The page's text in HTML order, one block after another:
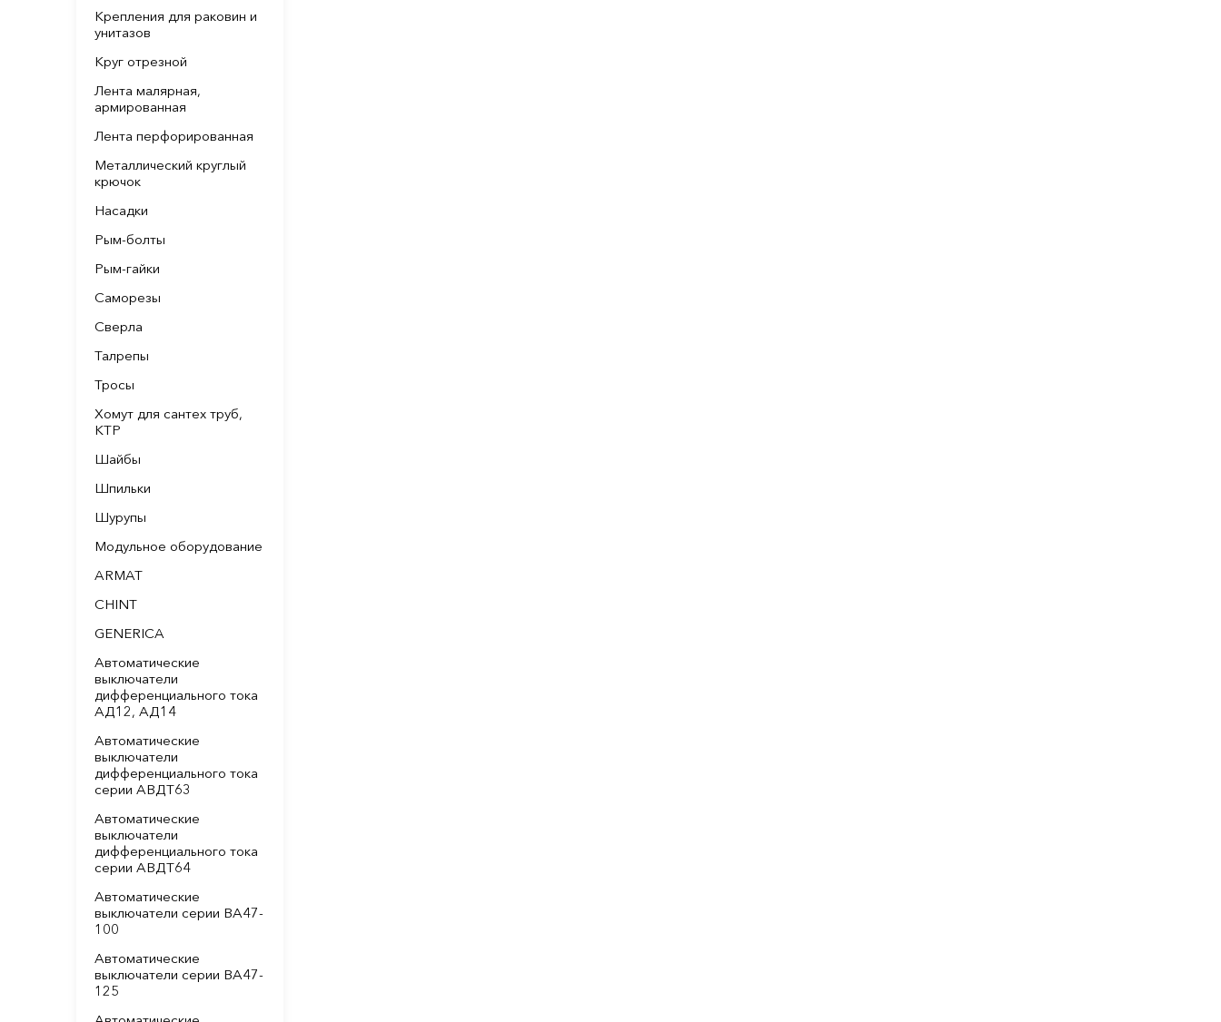
Крепления для раковин и
унитазов
Круг отрезной
Лента малярная,
армированная
Лента перфорированная
Металлический круглый
крючок
Насадки
Рым-болты
Рым-гайки
Саморезы
Сверла
Талрепы
Тросы
Хомут для сантех труб,
КТР
Шайбы
Шпильки
Шурупы
Модульное оборудование
ARMAT
CHINT
GENERICA
Автоматические
выключатели
дифференциального тока
АД12, АД14
Автоматические
выключатели
дифференциального тока
серии АВДТ63
Автоматические
выключатели
дифференциального тока
серии АВДТ64
Автоматические
выключатели серии ВА47-
100
Автоматические
выключатели серии ВА47-
125